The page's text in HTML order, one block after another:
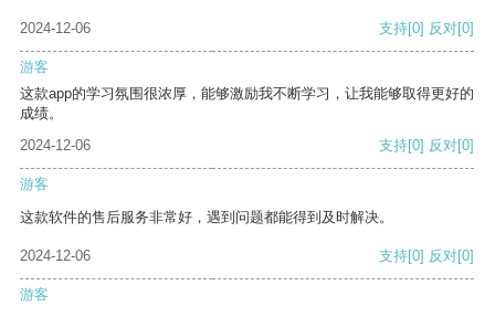
2024-12-06 支持[0] 反对[0]
游客
这款app的学习氛围很浓厚，能够激励我不断学习，让我能够取得更好的
成绩。
2024-12-06
支持[0] 反对[0]
游客
这款软件的售后服务非常好，遇到问题都能得到及时解决。
2024-12-06 支持[0] 反对[0]
游客